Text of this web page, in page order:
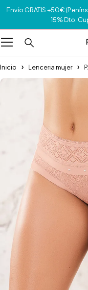
Envío GRATIS +50€
15% Dto.
Inicio Lenceria mujer